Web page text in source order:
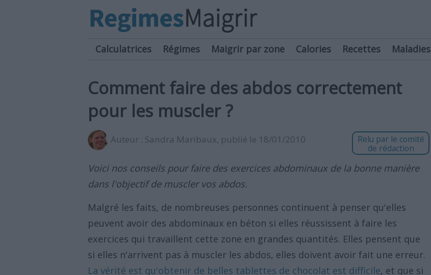
Calculatrices Régimes Maigrir par zone Calories Recettes Maladies
Comment faire des abdos correctement
pour les muscler ?
Auteur : Sandra Maribaux, publié le 18/01/2010
Relu par le comité
de rédaction
Voici nos conseils pour faire des exercices abdominaux de la bonne manière
dans l'objectif de muscler vos abdos.
Malgré les faits, de nombreuses personnes continuent à penser qu'elles
peuvent avoir des abdominaux en béton si elles réussissent à faire les
exercices qui travaillent cette zone en grandes quantités. Elles pensent que
si elles n'arrivent pas à muscler les abdos, elles doivent avoir fait une erreur.
La vérité est qu'obtenir de belles tablettes de chocolat est difficile, et que si